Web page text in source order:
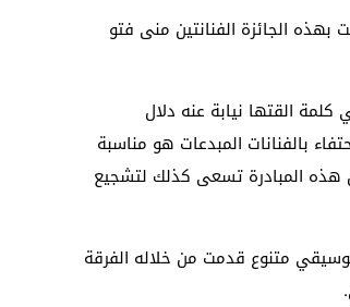
الجائزة الفنانتين منى فتو
القتها نيابة عنه دلال
بالفنانات المبدعات هو مناسبة
هذه المبادرة تسعى كذلك لتشجيع
متنوع قدمت من خلاله الفرقة